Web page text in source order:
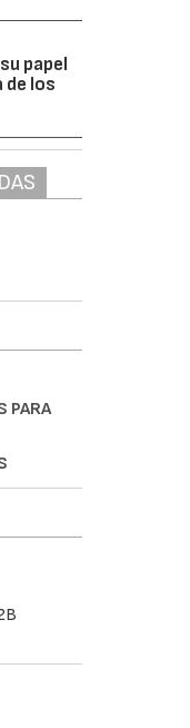
papel
de los
PARA